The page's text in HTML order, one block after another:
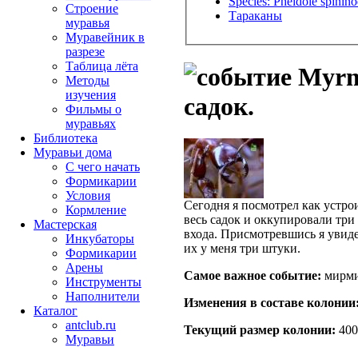
Тараканы
садок.
Сегодня я посмотрел как
весь садок и оккупировали
входа. Присмотревшись я
их у меня три штуки.
Самое важное событие:
Изменения в составе
Текущий размер кoлонии: 400
Строение
муравья
Муравейник в
разрезе
Таблица лёта
Методы
изучения
Фильмы о
муравьях
Библиотека
Муравьи дома
С чего начать
Формикарии
Условия
Кормление
Мастерская
Инкубаторы
Формикарии
Арены
Инструменты
Наполнители
Каталог
antclub.ru
Муравьи